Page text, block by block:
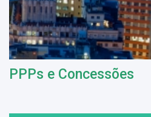
PPPs e Concessões